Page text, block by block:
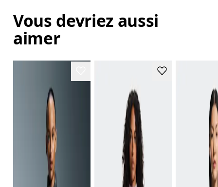
Vous devriez aussi
aimer